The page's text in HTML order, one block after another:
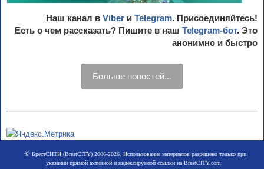
Наш канал в Viber и Telegram. Присоединяйтесь!
Есть о чем рассказать? Пишите в наш Telegram-бот. Это
анонимно и быстро
Больше новостей...
©БрестСИТИ (BrestCITY) 2006-2026. Использование материалов разрешено только при
указании прямой активной и индексируемой ссылки на BrestCITY.com